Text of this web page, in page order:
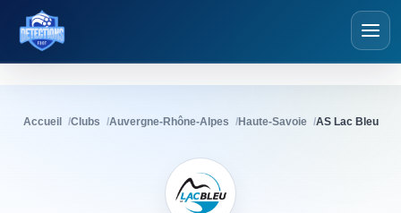
Détections Foot
Accueil Clubs Auvergne-Rhône-Alpes Haute-Savoie AS Lac Bleu